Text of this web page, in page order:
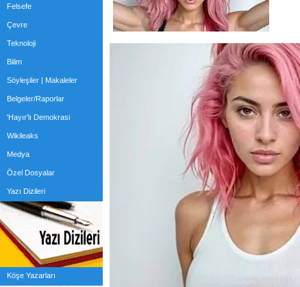
Felsefe
Çevre
Teknoloji
Bilim
Söyleşiler | Makaleler
Belgeler/Raporlar
'Hayır'lı Demokrasi
Wikileaks
Medya
Özel Dosyalar
Yazı Dizileri
Köşe Yazarları